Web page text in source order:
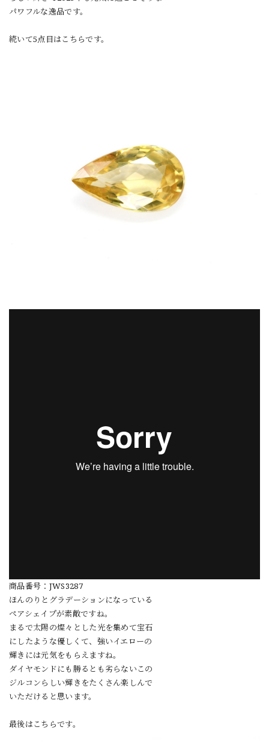
パワフルな逸品です。
続いて5点目はこちらです。
商品番号：JWS3287
ほんのりとグラデーションになっている
ペアシェイプが素敵ですね。
まるで太陽の燦々とした光を集めて宝石
にしたような優しくて、強いイエローの
輝きには元気をもらえますね。
ダイヤモンドにも勝るとも劣らないこの
ジルコンらしい輝きをたくさん楽しんで
いただけると思います。
最後はこちらです。